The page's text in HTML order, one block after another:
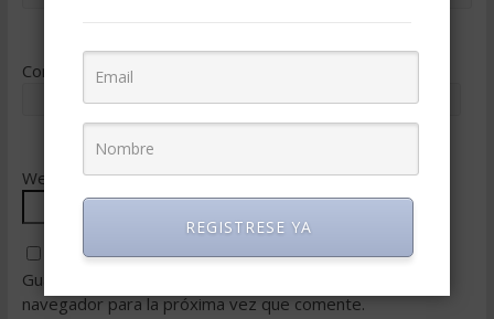
Correo electrónico
Web
Guarda mi nombre, correo electrónico y web en este
navegador para la próxima vez que comente.
REGISTRESE YA